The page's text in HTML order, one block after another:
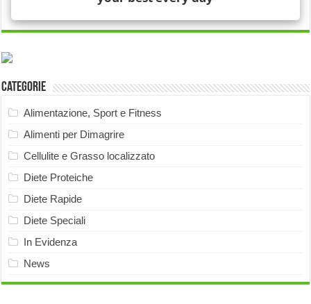
Categorie
Alimentazione, Sport e Fitness
Alimenti per Dimagrire
Cellulite e Grasso localizzato
Diete Proteiche
Diete Rapide
Diete Speciali
In Evidenza
News